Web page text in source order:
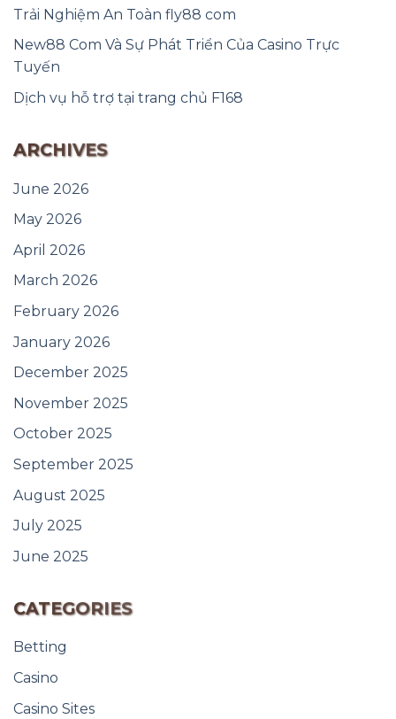
Trải Nghiệm An Toàn fly88 com
New88 Com Và Sự Phát Triển Của Casino Trực
Tuyến
Dịch vụ hỗ trợ tại trang chủ F168
ARCHIVES
June 2026
May 2026
April 2026
March 2026
February 2026
January 2026
December 2025
November 2025
October 2025
September 2025
August 2025
July 2025
June 2025
CATEGORIES
Betting
Casino
Casino Sites